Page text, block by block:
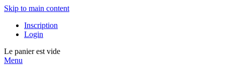
Skip to main content
Inscription
Login
Le panier est vide
Menu